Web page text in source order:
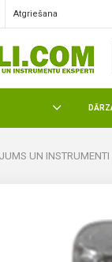
Atgriešana
UN INSTRUMENTI